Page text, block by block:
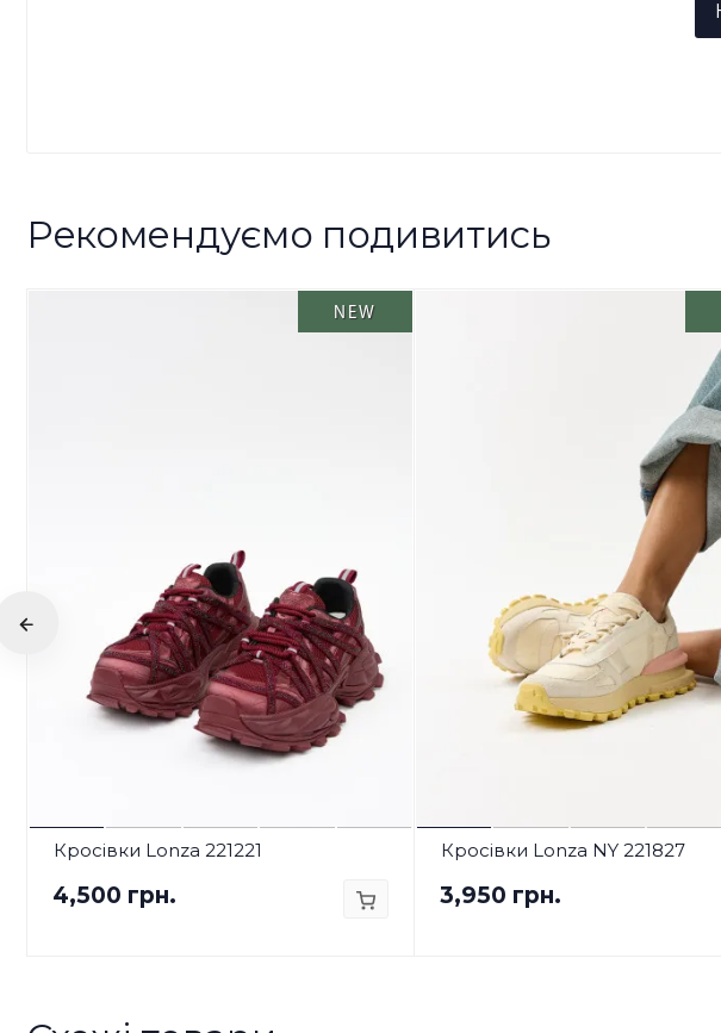
Рекомендуємо подивитись
NEW
Кросівки Lonza 221221
4,500 грн.
Кросівки Lonza NY 221827
3,950 грн.